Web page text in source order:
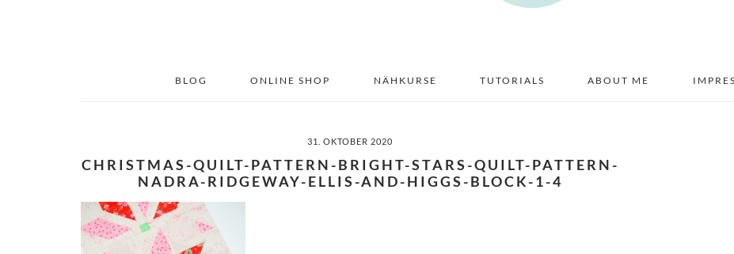
BLOG ONLINE SHOP NÄHKURSE TUTORIALS ABOUT ME
31. OKTOBER 2020
CHRISTMAS-QUILT-PATTERN-BRIGHT-STARS-QUILT-PATTERN-
NADRA-RIDGEWAY-ELLIS-AND-HIGGS-BLOCK-1-4